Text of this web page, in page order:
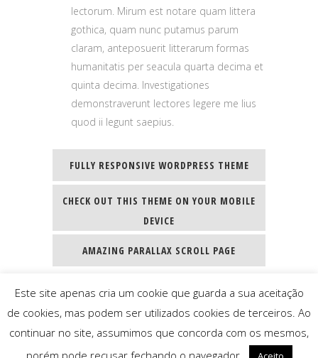
lectorum. Mirum est notare quam littera
gothica, quam nunc putamus parum
claram, anteposuerit litterarum formas
humanitatis per seacula quarta decima et
quinta decima. Investigationes
demonstraverunt lectores legere me lius
quod ii legunt saepius.
FULLY RESPONSIVE WORDPRESS THEME
CHECK OUT THIS THEME ON YOUR MOBILE
DEVICE
AMAZING PARALLAX SCROLL PAGE
Este site apenas cria um cookie que guarda a sua aceitação
de cookies, mas podem ser utilizados cookies de terceiros. Ao
continuar no site, assumimos que concorda com os mesmos,